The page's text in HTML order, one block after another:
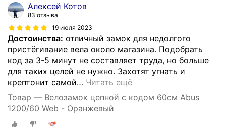
Алексей Котов
83 отзыва
19 июля 2023
Достоинства: отличный замок для недолгого
пристёгивание вела около магазина. Подобрать
код за 3-5 минут не составляет труда, но больше
для таких целей не нужно. Захотят угнать и
крептонит самой… Читать ещё
Товар — Велозамок цепной с кодом 60см Abus
1200/60 Web - Оранжевый